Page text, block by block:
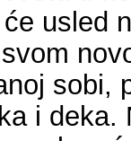
usled
sobi,
i